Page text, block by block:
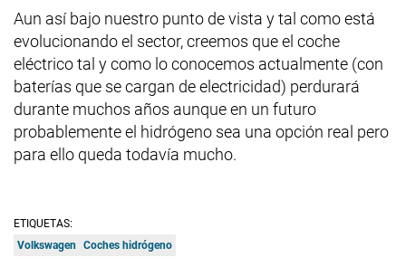
Aun así bajo nuestro punto de vista y tal como está
evolucionando el sector, creemos que el coche
eléctrico tal y como lo conocemos actualmente (con
baterías que se cargan de electricidad) perdurará
durante muchos años aunque en un futuro
probablemente el hidrógeno sea una opción real pero
para ello queda todavía mucho.
ETIQUETAS:
Volkswagen
Coches hidrógeno